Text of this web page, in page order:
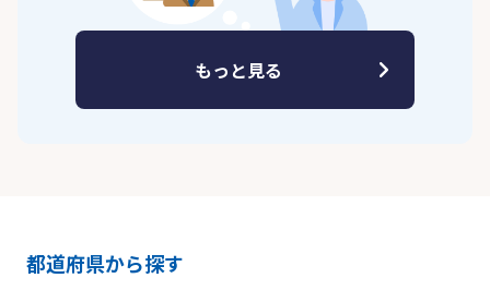
もっと見る
都道府県から探す